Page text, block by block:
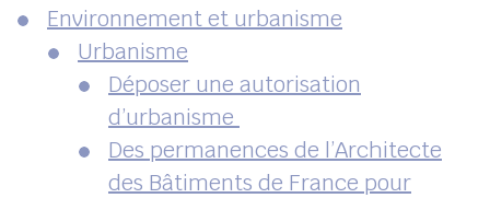
Environnement et urbanisme
Urbanisme
Déposer une autorisation
d’urbanisme
Des permanences de l’Architecte
des Bâtiments de France pour